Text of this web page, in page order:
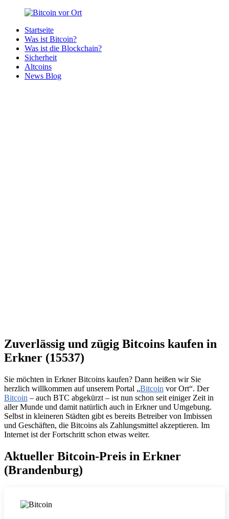
Zurück
Inhalt
Bitcoin
Bitcoins
deiner
Region
Startseite
Was ist Bitcoin?
Was ist die Blockchain?
Sicherheit
Altcoins
News Blog
Zuverlässig und zügig Bitcoins kaufen in
Erkner (15537)
Sie möchten in Erkner Bitcoins kaufen? Dann heißen wir Sie
herzlich willkommen auf unserem Portal „Bitcoin vor Ort“. Der
Bitcoin – auch BTC abgekürzt – ist nun schon seit einiger Zeit in
aller Munde und damit natürlich auch in Erkner und Umgebung.
Selbst in kleineren Städten gibt es bereits Betreiber von Imbissen
und Geschäften, die Bitcoins als Zahlungsmittel akzeptieren. Im
Internet ist der Fortschritt schon etwas weiter.
Aktueller Bitcoin-Preis in Erkner
(Brandenburg)